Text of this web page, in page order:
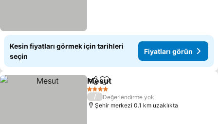
Kesin fiyatları görmek için tarihleri
seçin
Fiyatları görün
PaylaşFavorilerime ekle
Mesut
4 Yıldız
/
Değerlendirme yok
Şehir merkezi 0.1 km uzaklıkta